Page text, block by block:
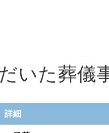
いた葬儀
詳細